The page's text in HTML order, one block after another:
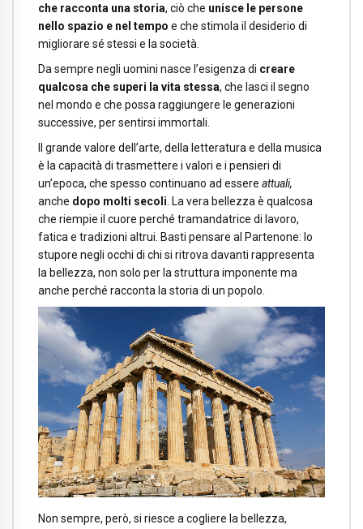
che racconta una storia, ciò che unisce le persone
nello spazio e nel tempo e che stimola il desiderio di
migliorare sé stessi e la società.
Da sempre negli uomini nasce l’esigenza di creare
qualcosa che superi la vita stessa, che lasci il segno
nel mondo e che possa raggiungere le generazioni
successive, per sentirsi immortali.
Il grande valore dell’arte, della letteratura e della musica
è la capacità di trasmettere i valori e i pensieri di
un’epoca, che spesso continuano ad essere attuali,
anche dopo molti secoli . La vera bellezza è qualcosa
che riempie il cuore perché tramandatrice di lavoro,
fatica e tradizioni altrui. Basti pensare al Partenone: lo
stupore negli occhi di chi si ritrova davanti rappresenta
la bellezza, non solo per la struttura imponente ma
anche perché racconta la storia di un popolo.
Non sempre, però, si riesce a cogliere la bellezza,